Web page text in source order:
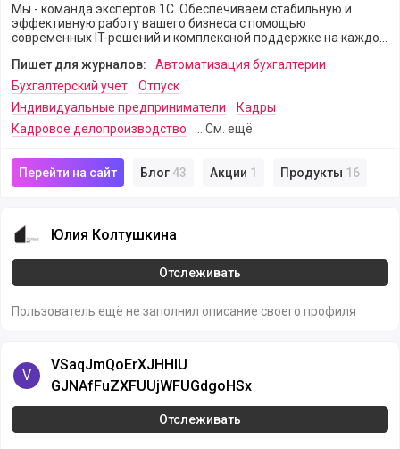
Мы - команда экспертов 1С. Обеспечиваем стабильную и
эффективную работу вашего бизнеса с помощью
современных IT-решений и комплексной поддержке на каждом
Пишет для журналов:
Автоматизация бухгалтерии
Бухгалтерский учет
Отпуск
Индивидуальные предприниматели
Кадры
Кадровое делопроизводство
...См. ещё
Перейти на сайт Блог43 Акции 1 Продукты 16
Юлия Колтушкина
Юлия Колтушкина
Отслеживать
Пользователь ещё не заполнил описание своего профиля
VSaqJmQoErXJHHlU GJNAfFuZXFUUjWFUGdgoHSx
V
VSaqJmQoErXJHHlU
GJNAfFuZXFUUjWFUGdgoHSx
Отслеживать